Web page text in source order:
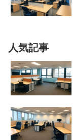
人気記事